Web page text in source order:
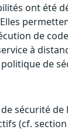
ont été
de
à
de
sécurité
(cf.